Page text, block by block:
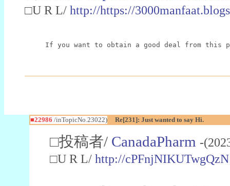
□U R L/ http://https://
If you want to obtain a good deal from this
■22986 /inTopicNo.23022) Re[231]: Just wanted to say Hi.
□投稿者/ CanadaPharm -
□U R L/ http://cPFnjNIKUTwgQzN